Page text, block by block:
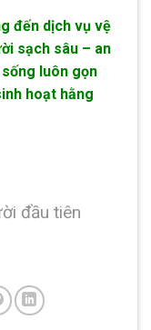
đến dịch vụ vệ
sạch sâu – an
luôn gọn
hoạt hằng
đầu tiên